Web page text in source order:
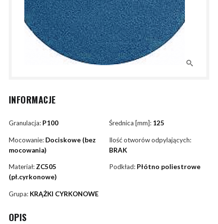
INFORMACJE
Granulacja: P100 Średnica [mm]: 125
Mocowanie: Dociskowe (bez
mocowania)
Ilość otworów odpylających:
BRAK
Materiał: ZC505
(pł.cyrkonowe)
Podkład: Płótno poliestrowe
Grupa: KRĄŻKI CYRKONOWE
OPIS